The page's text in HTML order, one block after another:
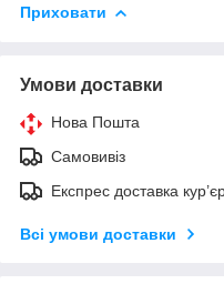
Приховати
Умови доставки
Нова Пошта
Самовивіз
Експрес доставка
Всі умови доставки